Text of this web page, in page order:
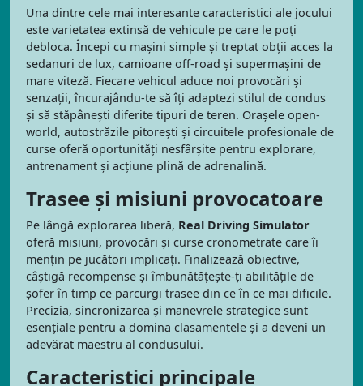
Una dintre cele mai interesante caracteristici ale jocului
este varietatea extinsă de vehicule pe care le poți
debloca. Începi cu mașini simple și treptat obții acces la
sedanuri de lux, camioane off-road și supermașini de
mare viteză. Fiecare vehicul aduce noi provocări și
senzații, încurajându-te să îți adaptezi stilul de condus
și să stăpânești diferite tipuri de teren. Orașele open-
world, autostrăzile pitorești și circuitele profesionale de
curse oferă oportunități nesfârșite pentru explorare,
antrenament și acțiune plină de adrenalină.
Trasee și misiuni provocatoare
Pe lângă explorarea liberă, Real Driving Simulator
oferă misiuni, provocări și curse cronometrate care îi
mențin pe jucători implicați. Finalizează obiective,
câștigă recompense și îmbunătățește-ți abilitățile de
șofer în timp ce parcurgi trasee din ce în ce mai dificile.
Precizia, sincronizarea și manevrele strategice sunt
esențiale pentru a domina clasamentele și a deveni un
adevărat maestru al condusului.
Caracteristici principale